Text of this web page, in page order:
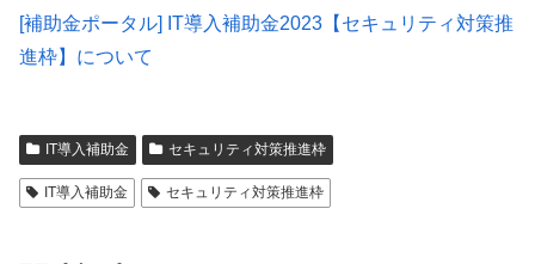
[補助金ポータル] IT導入補助金2023【セキュリティ対策推
進枠】について
IT導入補助金 セキュリティ対策推進枠
IT導入補助金 セキュリティ対策推進枠